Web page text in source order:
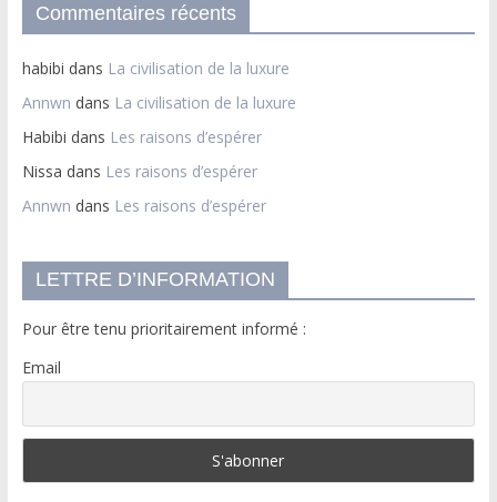
Commentaires récents
habibi dans La civilisation de la luxure
Annwn dans La civilisation de la luxure
Habibi dans Les raisons d’espérer
Nissa dans Les raisons d’espérer
Annwn dans Les raisons d’espérer
LETTRE D’INFORMATION
Pour être tenu prioritairement informé :
Email